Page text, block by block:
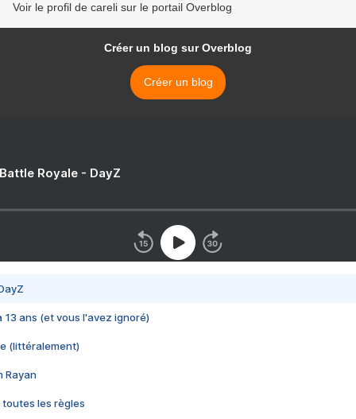
Voir le profil de careli sur le portail Overblog
Créer un blog sur Overblog
Créer un blog
Royale - DayZ
13 ans (et vous l'avez ignoré)
(littéralement)
Rayan
toutes les règles